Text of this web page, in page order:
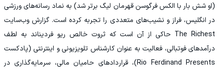
(او شش بار با الکس فرگوسن قهرمان لیگ برتر شد) به نماد رسانه‌های ورزشی
در انگلیس، فراز و نشیب‌های متعددی را تجربه کرده است. گزارش وب‌سایت
The Richest حاکی از آن است که ثروت خالص ریو فردیناند به لطف
درآمدهای فوتبالی، فعالیت به عنوان کارشناس تلویزیونی و اینترنتی (پادکست
Rio Ferdinand Presents)، قراردادهای حامیان مالی، سرمایه‌گذاری در